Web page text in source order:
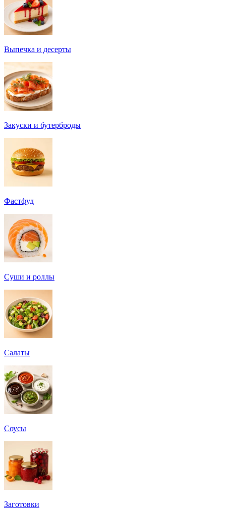
Выпечка и десерты
Закуски и бутерброды
Фастфуд
Суши и роллы
Салаты
Соусы
Заготовки